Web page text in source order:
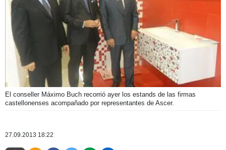
El conseller Máximo Buch recorrió ayer los estands de las firmas
castellonenses acompañado por representantes de Ascer.
27.09.2013 18:22